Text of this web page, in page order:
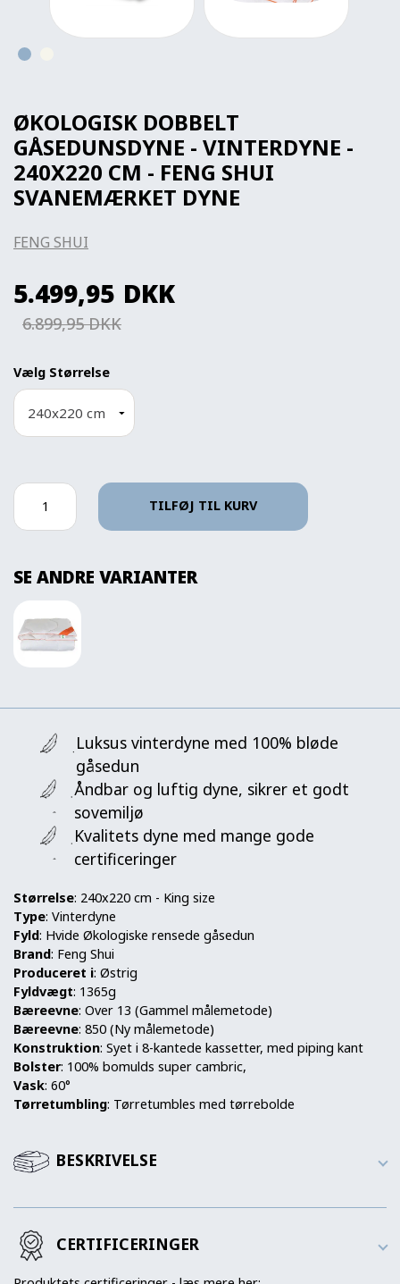
ØKOLOGISK DOBBELT
GÅSEDUNSDYNE - VINTERDYNE -
240X220 CM - FENG SHUI
SVANEMÆRKET DYNE
FENG SHUI
5.499,95 DKK
6.899,95 DKK
Vælg Størrelse
TILFØJ TIL KURV
SE ANDRE VARIANTER
Luksus vinterdyne med 100% bløde
gåsedun
Åndbar og luftig dyne, sikrer et godt
sovemiljø
Kvalitets dyne med mange gode
certificeringer
Størrelse: 240x220 cm - King size
Type: Vinterdyne
Fyld: Hvide Økologiske rensede gåsedun
Brand: Feng Shui
Produceret i: Østrig
Fyldvægt: 1365g
Bæreevne: Over 13 (Gammel målemetode)
Bæreevne: 850 (Ny målemetode)
Konstruktion: Syet i 8-kantede kassetter, med piping kant
Bolster: 100% bomulds super cambric,
Vask: 60°
Tørretumbling: Tørretumbles med tørrebolde
BESKRIVELSE
CERTIFICERINGER